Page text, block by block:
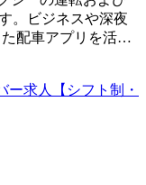
。ビジネスや深夜
た配車アプリを活…
ー求人【シフト制・